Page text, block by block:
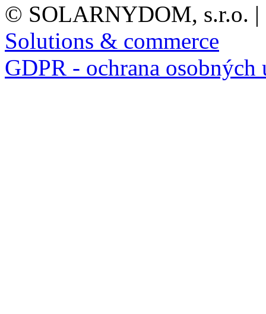
© SOLARNYDOM, s.r.o.
Solutions & commerce
GDPR - ochrana osobných